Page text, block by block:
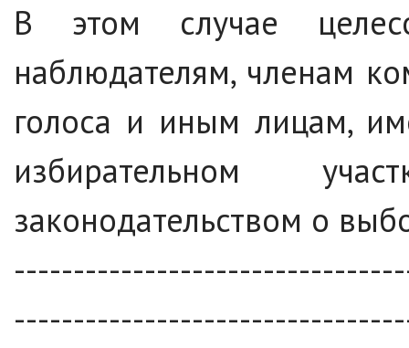
В этом случае
наблюдателям, членам
голоса и иным лицам,
избирательном
законодательством о